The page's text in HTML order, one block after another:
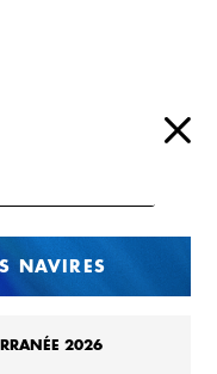
NAVIRES
2026